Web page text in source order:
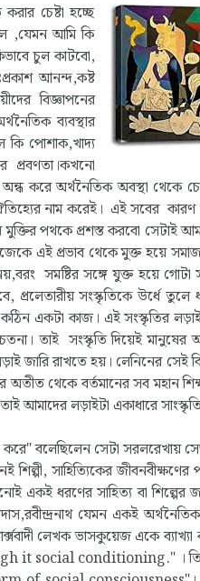
চেষ্টা হচ্ছে
,যেমন আমি কি
চুল কাটবো,
আনন্দ,কষ্ট
বিজ্ঞাপনের
ব্যবস্থার
কি পোশাক,খাদ্য
করে অর্থনৈতিক অবস্থা থেকে
ঐতিহ্যের নাম করেই। এই সবের
পথকে প্রশস্ত করবো সেটাই
এই প্রভাব থেকে মুক্ত হয়ে
সমষ্টির সঙ্গে যুক্ত হয়ে
সংস্কৃতিকে উর্ধে তুলে
একটা কাজ। এই সংস্কৃতির লড়াই
তাই সংস্কৃতি দিয়েই
জারি রাখতে হয়। লেনিনের সেই
অতীত থেকে বর্তমানের সব মহান
আমাদের লড়াইটা একাধারে
করে" বলেছিলেন সেটা সরলরেখায়
সাহিত্যিকের
একই ধরণের সাহিত্য বা
যেমন একই
মার্ক্সবাদী লেখক ভাসকুয়েজ
social conditioning." ।